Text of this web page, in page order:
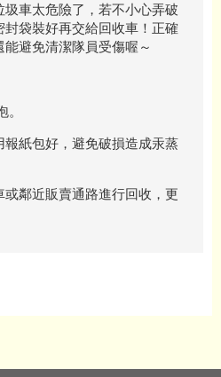
車太危險了，若不小心弄破
封袋裝好再交給回收車！正確
避免清潔隊員受傷喔～
。
報紙包好，避免破損造成汞蒸
或鄰近販賣通路進行回收，更